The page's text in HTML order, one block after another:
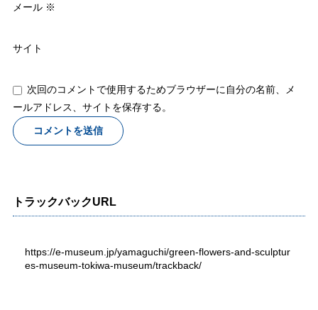
メール ※
サイト
次回のコメントで使用するためブラウザーに自分の名前、メ
ールアドレス、サイトを保存する。
トラックバックURL
https://e-museum.jp/yamaguchi/green-flowers-and-sculptur
es-museum-tokiwa-museum/trackback/